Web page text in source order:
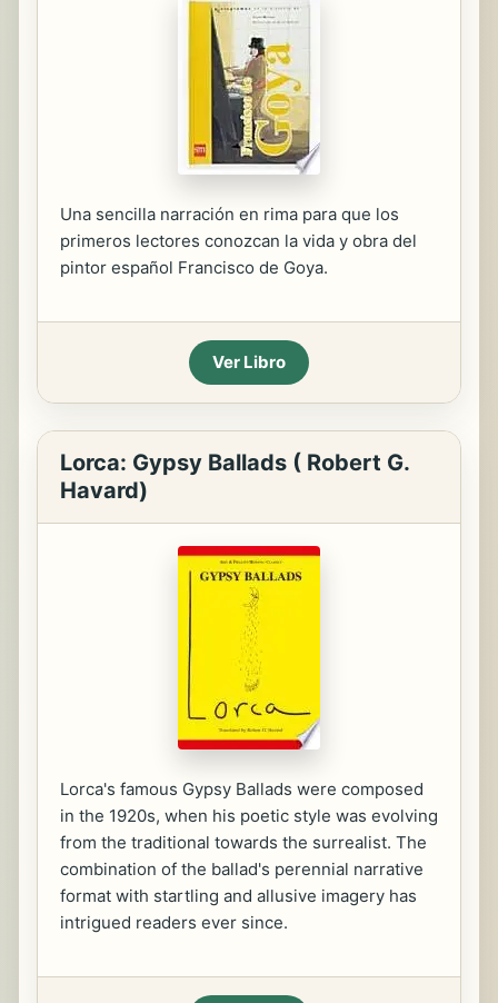
Una sencilla narración en rima para que los
primeros lectores conozcan la vida y obra del
pintor español Francisco de Goya.
Ver Libro
Lorca: Gypsy Ballads ( Robert G.
Havard)
Lorca's famous Gypsy Ballads were composed
in the 1920s, when his poetic style was evolving
from the traditional towards the surrealist. The
combination of the ballad's perennial narrative
format with startling and allusive imagery has
intrigued readers ever since.